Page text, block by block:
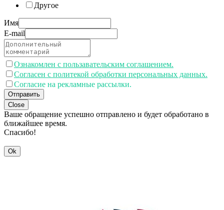
Другое
Имя
E-mail
Ознакомлен с пользавательским соглашением.
Согласен с политекой обработки персональных данных.
Согласие на рекламные рассылки.
Отправить
Close
Ваше обращение успешно отправлено и будет обработано в
ближайшее время.
Спасибо!
Ok